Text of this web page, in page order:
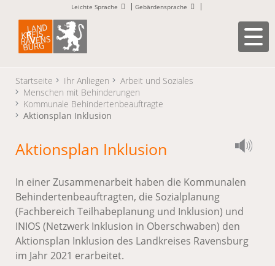
Leichte Sprache Gebärdensprache
Startseite Ihr Anliegen
Arbeit und Soziales
Menschen mit Behinderungen
Kommunale Behindertenbeauftragte
Aktionsplan Inklusion
Aktionsplan Inklusion
In einer Zusammenarbeit haben die Kommunalen
Behindertenbeauftragten, die Sozialplanung
(Fachbereich Teilhabeplanung und Inklusion) und
INIOS (Netzwerk Inklusion in Oberschwaben) den
Aktionsplan Inklusion des Landkreises Ravensburg
im Jahr 2021 erarbeitet.